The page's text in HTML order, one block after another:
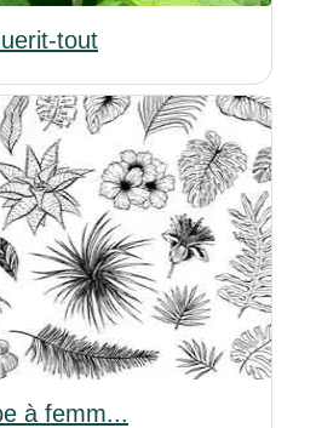
Guerit-tout
à femm...